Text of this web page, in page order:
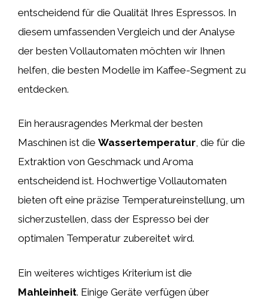
entscheidend für die Qualität Ihres Espressos. In
diesem umfassenden Vergleich und der Analyse
der besten Vollautomaten möchten wir Ihnen
helfen, die besten Modelle im Kaffee-Segment zu
entdecken.
Ein herausragendes Merkmal der besten
Maschinen ist die Wassertemperatur, die für die
Extraktion von Geschmack und Aroma
entscheidend ist. Hochwertige Vollautomaten
bieten oft eine präzise Temperatureinstellung, um
sicherzustellen, dass der Espresso bei der
optimalen Temperatur zubereitet wird.
Ein weiteres wichtiges Kriterium ist die
Mahleinheit. Einige Geräte verfügen über